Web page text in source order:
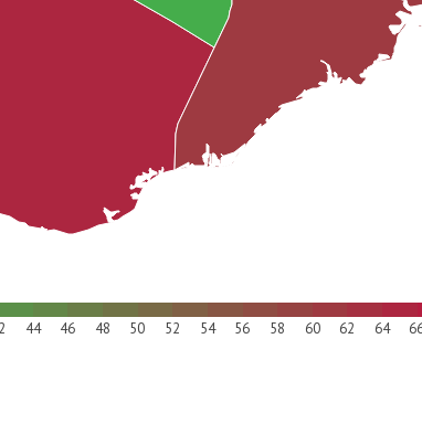
44 46 48 50 52 54 56 58 60 62 64